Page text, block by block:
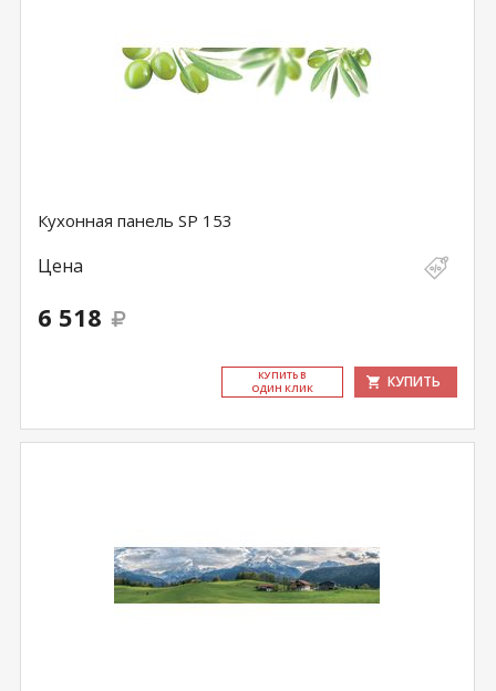
Кухонная панель SP 153
Цена
6 518
КУ­ПИТЬ В
ОДИН КЛИК
КУПИТЬ